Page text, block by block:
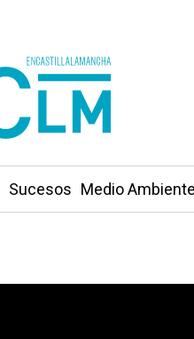
Sucesos Medio Ambiente